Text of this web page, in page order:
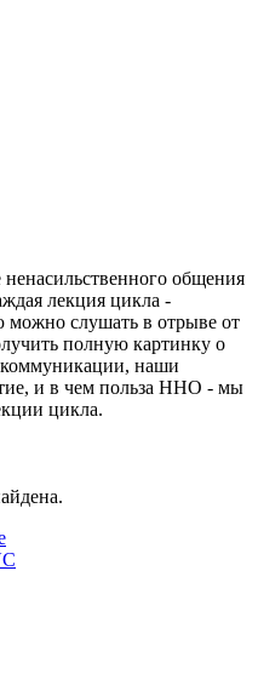
общения
лекция цикла -
можно слушать в отрыве от
полную картинку о
наши
и в чем польза ННО - мы
цикла.